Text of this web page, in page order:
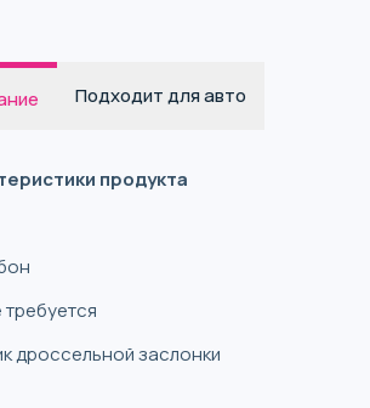
Подходит для авто
продукта
дроссельной заслонки